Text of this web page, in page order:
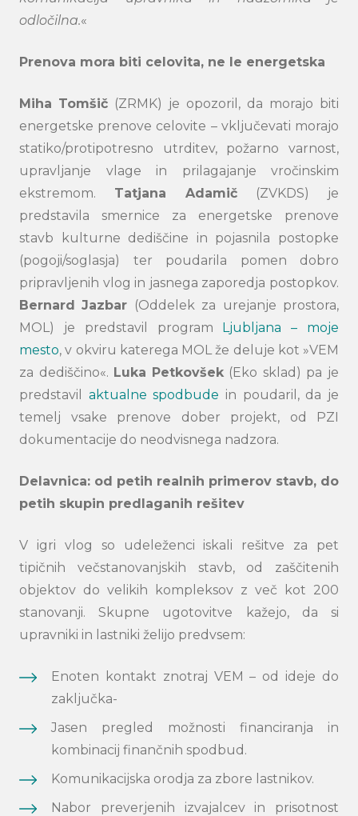
Search
odločilna.«
Prenova mora biti celovita, ne le energetska
Miha Tomšič (ZRMK) je opozoril, da morajo biti
energetske prenove celovite – vključevati morajo
statiko/protipotresno utrditev, požarno varnost,
upravljanje vlage in prilagajanje vročinskim
ekstremom. Tatjana Adamič(ZVKDS) je
predstavila smernice za energetske prenove
stavb kulturne dediščine in pojasnila postopke
(pogoji/soglasja) ter poudarila pomen dobro
pripravljenih vlog in jasnega zaporedja postopkov.
Bernard Jazbar (Oddelek za urejanje prostora,
MOL) je predstavil program Ljubljana – moje
mesto, v okviru katerega MOL že deluje kot »VEM
za dediščino«. Luka Petkovšek(Eko sklad) pa je
predstavil aktualne spodbude in poudaril, da je
temelj vsake prenove dober projekt, od PZI
dokumentacije do neodvisnega nadzora.
Delavnica: od petih realnih primerov stavb, do
petih skupin predlaganih rešitev
V igri vlog so udeleženci iskali rešitve za pet
tipičnih večstanovanjskih stavb, od zaščitenih
objektov do velikih kompleksov z več kot 200
stanovanji. Skupne ugotovitve kažejo, da si
upravniki in lastniki želijo predvsem:
Enoten kontakt znotraj VEM – od ideje do
zaključka-
Jasen pregled možnosti financiranja in
kombinacij finančnih spodbud.
Komunikacijska orodja za zbore lastnikov.
Nabor preverjenih izvajalcev in prisotnost